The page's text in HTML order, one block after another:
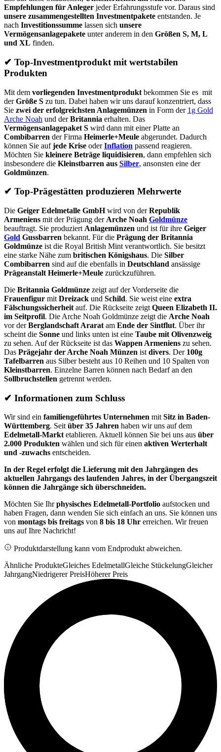
Empfehlungen für Anleger jeder Erfahrungsstufe vor. Daraus sind
unsere zusammengestellten Investmentpakete entstanden. Je
nach Investitionssumme lassen sich unsere
Vermögensanlagepakete unter anderem in den Größen S, M, L
und XL finden.
✔ Top-Investmentprodukt mit wertstabilen
Produkten
Mit dem vorliegenden Investmentprodukt bekommen Sie es mit
derGröße S zu tun. Dabei haben wir uns darauf konzentriert, dass
Sie zwei der erfolgreichsten Anlagemünzen in Form der 1g Gold
Arche Noah und derBritannia erhalten. Das
Vermögensanlagepaket S wird dann mit einer Platte an
Combibarren der Firma Heimerle+Meule abgerundet. Dadurch
können Sie aufjede Krise oder Inflation passend reagieren.
Möchten Sie kleinere Beträge liquidisieren, dann empfehlen sich
insbesondere die Kleinstbarren aus Silber, ansonsten eine der
Goldmünzen.
✔ Top-Prägestätten produzieren Mehrwerte
Die Geiger Edelmetalle GmbHwird von derRepublik
Armeniens mit der Prägung der Arche Noah Goldmünze
beauftragt. Sie produziert Anlagemünzen und ist für ihre Geiger
Gold Gussbarren bekannt. Für die Prägung der Britannia
Goldmünze ist die Royal British Mint verantwortlich. Sie besitzt
eine starke Nähe zum britischen Königshaus. Die Silber
Combibarren sind auf die ebenfalls in Deutschland ansässige
Prägeanstalt Heimerle+Meule zurückzuführen.
Die Britannia Goldmünze zeigt auf der Vorderseite die
Frauenfigur mit Dreizack und Schild. Sie weist eine extra
Fälschungssicherheit auf. Die Rückseite zeigt Queen Elizabeth II.
im Seitprofil. Die Arche Noah Goldmünze zeigt die Arche Noah
vor derBerglandschaft Ararat am Ende der Sintflut. Über ihr
scheint die Sonne und links unten ist eine Taube mit Olivenzweig
zu sehen. Auf der Rückseite ist das Wappen Armeniens zu sehen.
Das Prägejahr der Arche Noah Münzen ist divers. Der 100g
Tafelbarren aus Silber besteht aus 10 Reihen und 10 Spalten von
Kleinstbarren. Einzelne Barren können nach Bedarf an den
Sollbruchstellen getrennt werden.
✔ Informationen zum Schluss
Wir sind ein familiengeführtes Unternehmen mitSitz in Baden-
Württemberg. Seitüber 35 Jahren haben wir uns auf dem
Edelmetall-Marktetablieren. Aktuell können Sie bei uns aus über
2.000 Produkten wählen und sich für einen aktiven Werterhalt
und -zuwachs entscheiden.
In der Regel erfolgt die Lieferung mit den Jahrgängen des
aktuellen Jahrgangs des laufenden Jahres, in der Übergangszeit
können die Jahrgänge sich überschneiden.
Möchten Sie Ihrphysisches Edelmetall-Portfolio aufstocken und
haben Fragen, dann wenden Sie sich einfach an uns. Sie können uns
von montags bis freitags von 8 bis 18 Uhr erreichen. Wir freuen
uns auf Ihre Nachricht!
Produktdarstellung kann vom Endprodukt abweichen.
Ähnliche ProdukteGleiches EdelmetallGleiche StückelungGleicher
JahrgangNiedrigerer PreisHöherer Preis